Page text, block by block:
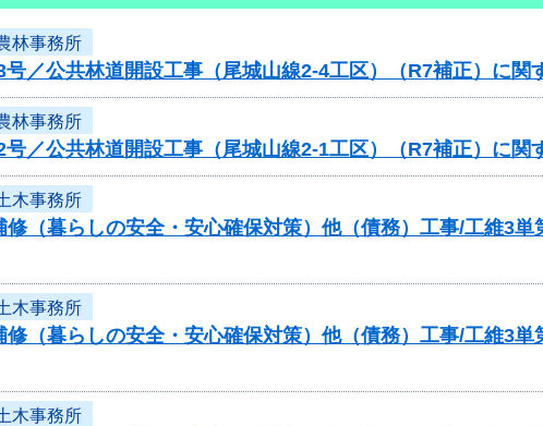
林事務所
号／公共林道開設工事（尾城山線2-4工区）（R7補正）に関
林事務所
号／公共林道開設工事（尾城山線2-1工区）（R7補正）に関
木事務所
修（暮らしの安全・安心確保対策）他（債務）工事/工維3
木事務所
修（暮らしの安全・安心確保対策）他（債務）工事/工維3
木事務所